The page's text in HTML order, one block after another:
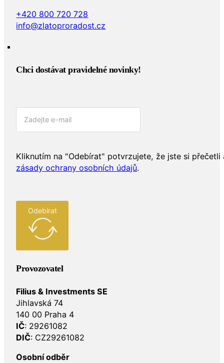
+420 800 720 728
info@zlatoproradost.cz
Chci dostávat pravidelné novinky!​
Kliknutím na "Odebírat" potvrzujete, že jste si přečetli
zásady ochrany osobních údajů.
Odebírat
Provozovatel
Filius & Investments SE
Jihlavská 74
140 00 Praha 4
IČ: 29261082
DIČ: CZ29261082
Osobní odběr